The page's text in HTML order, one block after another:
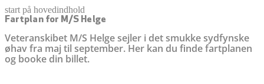
start på hovedindhold
Fartplan for M/S Helge
Veteranskibet M/S Helge sejler i det smukke sydfynske
øhav fra maj til september. Her kan du finde fartplanen
og booke din billet.
senest opdateret 12. juni 2026